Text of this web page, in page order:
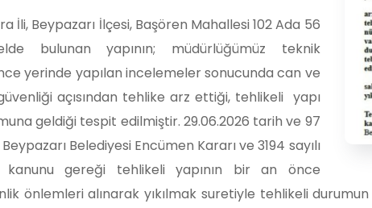
İli, Beypazarı İlçesi, Başören Mahallesi 102 Ada 56
bulunan yapının; müdürlüğümüz teknik
yerinde yapılan incelemeler sonucunda can ve
açısından tehlike arz ettiği, tehlikeli yapı
geldiği tespit edilmiştir. 29.06.2026 tarih ve 97
Beypazarı Belediyesi Encümen Kararı ve 3194 sayılı
kanunu gereği tehlikeli yapının bir an önce
önlemleri alınarak yıkılmak suretiyle tehlikeli